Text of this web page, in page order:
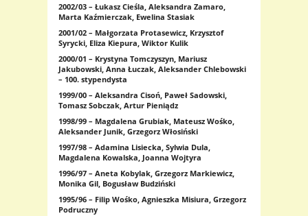
2002/03 – Łukasz Cieśla, Aleksandra Zamaro,
Marta Kaźmierczak, Ewelina Stasiak
2001/02 – Małgorzata Protasewicz, Krzysztof
Syrycki, Eliza Kiepura, Wiktor Kulik
2000/01 – Krystyna Tomczyszyn, Mariusz
Jakubowski, Anna Łuczak, Aleksander Chlebowski
– 100. stypendysta
1999/00 – Aleksandra Cisoń, Paweł Sadowski,
Tomasz Sobczak, Artur Pieniądz
1998/99 – Magdalena Grubiak, Mateusz Wośko,
Aleksander Junik, Grzegorz Włosiński
1997/98 – Adamina Lisiecka, Sylwia Dula,
Magdalena Kowalska, Joanna Wojtyra
1996/97 – Aneta Kobylak, Grzegorz Markiewicz,
Monika Gil, Bogusław Budziński
1995/96 – Filip Wośko, Agnieszka Misiura, Grzegorz
Podruczny